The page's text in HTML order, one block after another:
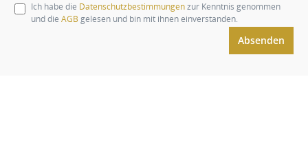
Ich habe die Datenschutzbestimmungenzur Kenntnis genommen
und die AGB gelesen und bin mit ihnen einverstanden.
Absenden